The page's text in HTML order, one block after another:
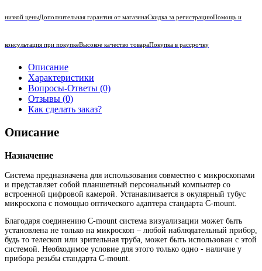
низкой ценыДополнительная гарантия от магазинаСкидка за регистрациюПомощь и
консультация при покупкеВысокое качество товараПокупка в рассрочку
Описание
Характеристики
Вопросы-Ответы (0)
Отзывы (0)
Как сделать заказ?
Описание
Назначение
Система предназначена для использования совместно с микроскопами
и представляет собой планшетный персональный компьютер со
встроенной цифровой камерой. Устанавливается в окулярный тубус
микроскопа с помощью оптического адаптера стандарта C-mount.
Благодаря соединению C-mount система визуализации может быть
установлена не только на микроскоп – любой наблюдательный прибор,
будь то телескоп или зрительная труба, может быть использован с этой
системой. Необходимое условие для этого только одно - наличие у
прибора резьбы стандарта C-mount.